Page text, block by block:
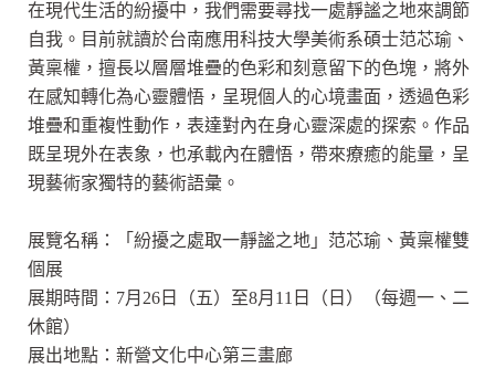
在現代生活的紛擾中，我們需要尋找一處靜謐之地來調節
自我。目前就讀於台南應用科技大學美術系碩士范芯瑜、
黃稟權，擅長以層層堆疊的色彩和刻意留下的色塊，將外
在感知轉化為心靈體悟，呈現個人的心境畫面，透過色彩
堆疊和重複性動作，表達對內在身心靈深處的探索。作品
既呈現外在表象，也承載內在體悟，帶來療癒的能量，呈
現藝術家獨特的藝術語彙。
展覽名稱：「紛擾之處取一靜謐之地」范芯瑜、黃稟權雙
個展
展期時間：7月26日（五）至8月11日（日）（每週一、二
休館）
展出地點：新營文化中心第三畫廊